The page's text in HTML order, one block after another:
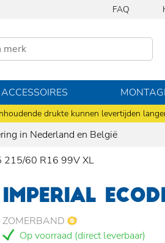
drukte kunnen levertijden
FAQ
ACCESSOIRES
in Nederland en België
215/60 R16 99V XL
IMPERIAL
ZOMERBAND
Op voorraad (direct leverbaar)